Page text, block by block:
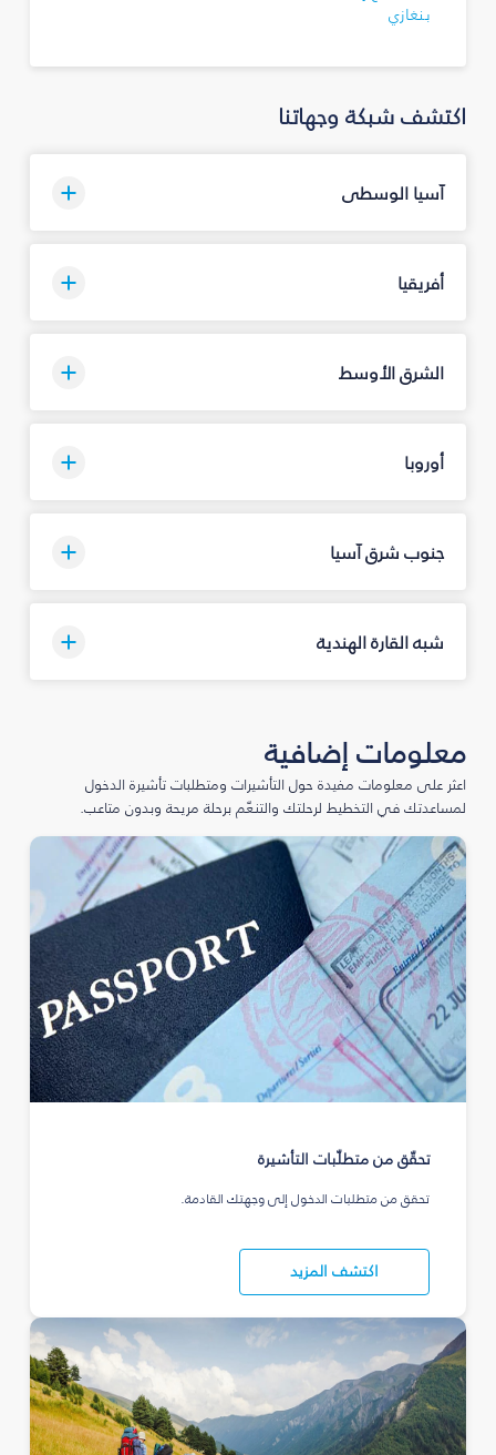
بنغازي
اكتشف شبكة وجهاتنا
آسيا الوسطى
أفريقيا
الشرق الأوسط
أوروبا
جنوب شرق آسيا
شبه القارة الهندية
معلومات إضافية
اعثر على معلومات مفيدة حول التأشيرات ومتطلبات تأشيرة الدخول
لمساعدتك في التخطيط لرحلتك والتنعّم برحلة مريحة وبدون متاعب.
تحقّق من متطلّبات التأشيرة
تحقق من متطلبات الدخول إلى وجهتك القادمة.
اكتشف المزيد